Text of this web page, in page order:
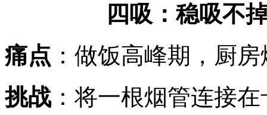
四吸：稳吸不
痛点 ：做饭高峰期，厨
挑战：将一根烟管连接